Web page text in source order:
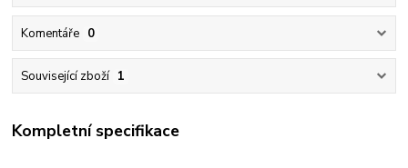
Komentáře 0
Související zboží 1
Kompletní specifikace